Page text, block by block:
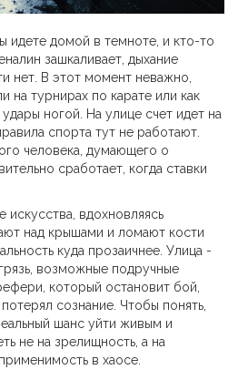
идете домой в темноте, и кто-то
зашкаливает, дыхание
нет. В этот момент неважно,
на турнирах по карате или как
ногой. На улице счет идет на
спорта тут не работают.
человека, думающего о
сработает, когда ставки
вдохновляясь
над крышами и ломают кости
куда прозаичнее. Улица -
возможные подручные
который остановит бой,
сознание. Чтобы понять,
шанс уйти живым и
не на зрелищность, а на
в хаосе.